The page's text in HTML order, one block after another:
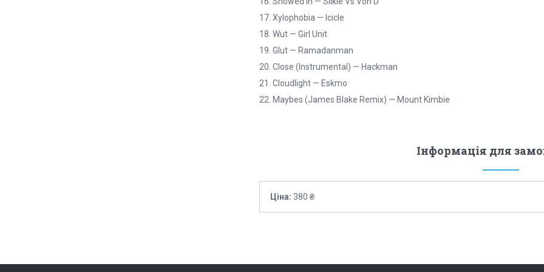
17. Xylophobia — Icicle
18. Wut — Girl Unit
19. Glut — Ramadanman
20. Close (Instrumental) — Hackman
21. Cloudlight — Eskmo
22. Maybes (James Blake Remix) — Mount Kimbie
Інформація для
Ціна: 380 ₴